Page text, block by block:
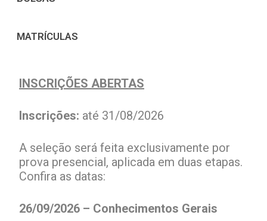
MATRÍCULAS
INSCRIÇÕES ABERTAS
Inscrições: até 31/08/2026
A seleção será feita exclusivamente por
prova presencial, aplicada em duas etapas.
Confira as datas:
26/09/2026 – Conhecimentos Gerais